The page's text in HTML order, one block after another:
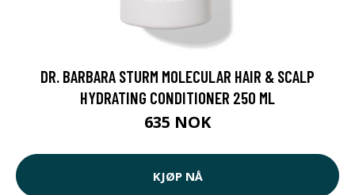
DR. BARBARA STURM MOLECULAR HAIR & SCALP
HYDRATING CONDITIONER 250 ML
635 NOK
KJØP NÅ